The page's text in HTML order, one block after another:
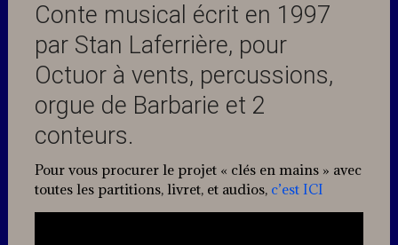
Jazz
Conte musical écrit en 1997
par Stan Laferrière, pour
Octuor à vents, percussions,
orgue de Barbarie et 2
conteurs.
Pour vous procurer le projet « clés en mains » avec
toutes les partitions, livret, et audios, c’est ICI